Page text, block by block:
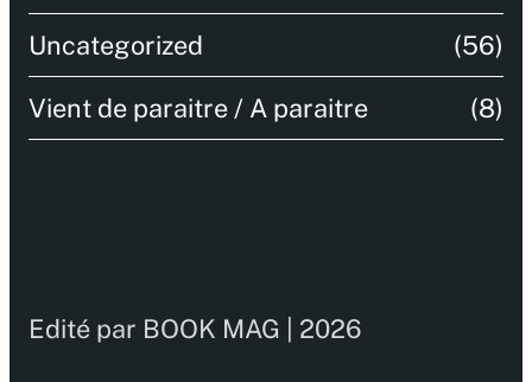
Uncategorized (56)
Vient de paraitre / A paraitre (8)
Edité par BOOK MAG | 2026